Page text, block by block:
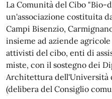
La Comunità del Cibo "Bio-
un'associazione costituita
Campi Bisenzio,
insieme ad aziende
attivisti del cibo, enti di
miste, con il sostegno dei
Architettura dell'Università
(delibera del Consiglio